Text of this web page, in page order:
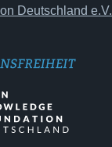
Deutschland e.V.